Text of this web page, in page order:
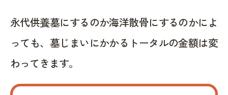
永代供養墓にするのか海洋散骨にするのかによ
っても、墓じまいにかかるトータルの金額は変
わってきます。